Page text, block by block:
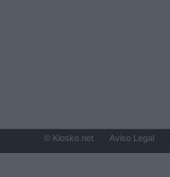
© Kiosko.net Aviso Legal